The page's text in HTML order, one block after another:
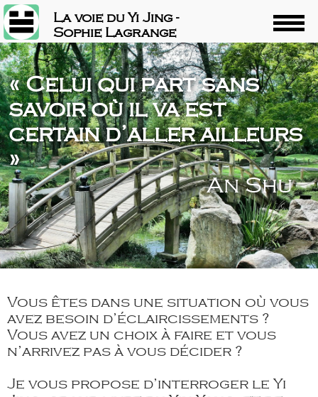
La voie du Yi Jing -
Sophie Lagrange
« Celui qui part sans
savoir où il va est
certain d’aller ailleurs
»
An Shu
Vous êtes dans une situation où vous
avez besoin d’éclaircissements ?
Vous avez un choix à faire et vous
n’arrivez pas à vous décider ?
Je vous propose d’interroger le Yi